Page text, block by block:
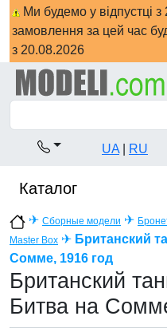
Ми будемо у відпустці
замовлення за цей час
з 20.08.2026
UA RU
Каталог
✈ Сборные модели ✈
Master Box ✈ Британский
Сомме, 1916 год
Британский
Битва на